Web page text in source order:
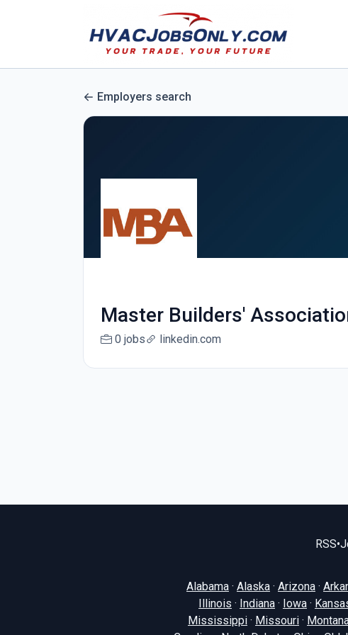
Employers search
Master Builders'
0 jobs linkedin.com
RSS•
Alabama · Alaska · Arizona ·
Illinois · Indiana · Iowa ·
Mississippi · Missouri ·